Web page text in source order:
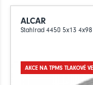
ALCAR
Stahlrad 4450 5x13 4x98
AKCE NA TPMS TLAKOVÉ